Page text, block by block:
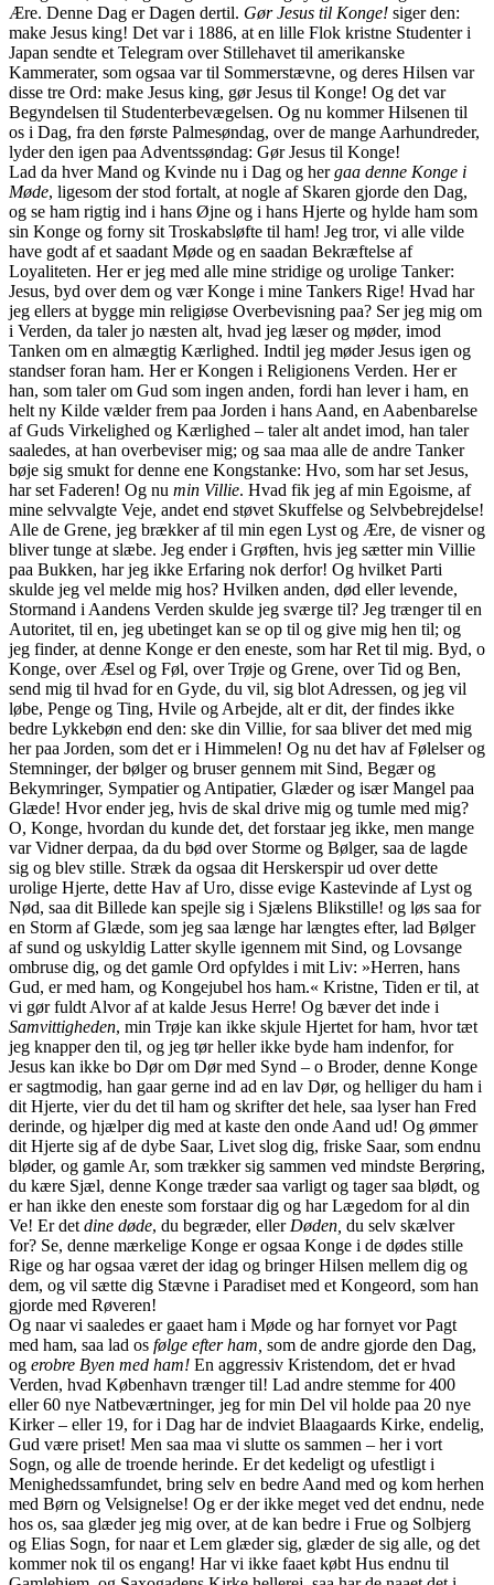
Ære. Denne Dag er Dagen dertil. Gør Jesus til Konge! siger den:
make Jesus king! Det var i 1886, at en lille Flok kristne Studenter i
Japan sendte et Telegram over Stillehavet til amerikanske
Kammerater, som ogsaa var til Sommerstævne, og deres Hilsen var
disse tre Ord: make Jesus king, gør Jesus til Konge! Og det var
Begyndelsen til Studenterbevægelsen. Og nu kommer Hilsenen til
os i Dag, fra den første Palmesøndag, over de mange Aarhundreder,
lyder den igen paa Adventssøndag: Gør Jesus til Konge!
Lad da hver Mand og Kvinde nu i Dag og hergaa denne Konge i
Møde, ligesom der stod fortalt, at nogle af Skaren gjorde den Dag,
og se ham rigtig ind i hans Øjne og i hans Hjerte og hylde ham som
sin Konge og forny sit Troskabsløfte til ham! Jeg tror, vi alle vilde
have godt af et saadant Møde og en saadan Bekræftelse af
Loyaliteten. Her er jeg med alle mine stridige og urolige Tanker:
Jesus, byd over dem og vær Konge i mine Tankers Rige! Hvad har
jeg ellers at bygge min religiøse Overbevisning paa? Ser jeg mig om
i Verden, da taler jo næsten alt, hvad jeg læser og møder, imod
Tanken om en almægtig Kærlighed. Indtil jeg møder Jesus igen og
standser foran ham. Her er Kongen i Religionens Verden. Her er
han, som taler om Gud som ingen anden, fordi han lever i ham, en
helt ny Kilde vælder frem paa Jorden i hans Aand, en Aabenbarelse
af Guds Virkelighed og Kærlighed – taler alt andet imod, han taler
saaledes, at han overbeviser mig; og saa maa alle de andre Tanker
bøje sig smukt for denne ene Kongstanke: Hvo, som har set Jesus,
har set Faderen! Og nu min Villie. Hvad fik jeg af min Egoisme, af
mine selvvalgte Veje, andet end støvet Skuffelse og Selvbebrejdelse!
Alle de Grene, jeg brækker af til min egen Lyst og Ære, de visner og
bliver tunge at slæbe. Jeg ender i Grøften, hvis jeg sætter min Villie
paa Bukken, har jeg ikke Erfaring nok derfor! Og hvilket Parti
skulde jeg vel melde mig hos? Hvilken anden, død eller levende,
Stormand i Aandens Verden skulde jeg sværge til? Jeg trænger til en
Autoritet, til en, jeg ubetinget kan se op til og give mig hen til; og
jeg finder, at denne Konge er den eneste, som har Ret til mig. Byd, o
Konge, over Æsel og Føl, over Trøje og Grene, over Tid og Ben,
send mig til hvad for en Gyde, du vil, sig blot Adressen, og jeg vil
løbe, Penge og Ting, Hvile og Arbejde, alt er dit, der findes ikke
bedre Lykkebøn end den: ske din Villie, for saa bliver det med mig
her paa Jorden, som det er i Himmelen! Og nu det hav af Følelser og
Stemninger, der bølger og bruser gennem mit Sind, Begær og
Bekymringer, Sympatier og Antipatier, Glæder og især Mangel paa
Glæde! Hvor ender jeg, hvis de skal drive mig og tumle med mig?
O, Konge, hvordan du kunde det, det forstaar jeg ikke, men mange
var Vidner derpaa, da du bød over Storme og Bølger, saa de lagde
sig og blev stille. Stræk da ogsaa dit Herskerspir ud over dette
urolige Hjerte, dette Hav af Uro, disse evige Kastevinde af Lyst og
Nød, saa dit Billede kan spejle sig i Sjælens Blikstille! og løs saa for
en Storm af Glæde, som jeg saa længe har længtes efter, lad Bølger
af sund og uskyldig Latter skylle igennem mit Sind, og Lovsange
ombruse dig, og det gamle Ord opfyldes i mit Liv: »Herren, hans
Gud, er med ham, og Kongejubel hos ham.« Kristne, Tiden er til, at
vi gør fuldt Alvor af at kalde Jesus Herre! Og bæver det inde i
Samvittigheden, min Trøje kan ikke skjule Hjertet for ham, hvor tæt
jeg knapper den til, og jeg tør heller ikke byde ham indenfor, for
Jesus kan ikke bo Dør om Dør med Synd – o Broder, denne Konge
er sagtmodig, han gaar gerne ind ad en lav Dør, og helliger du ham i
dit Hjerte, vier du det til ham og skrifter det hele, saa lyser han Fred
derinde, og hjælper dig med at kaste den onde Aand ud! Og ømmer
dit Hjerte sig af de dybe Saar, Livet slog dig, friske Saar, som endnu
bløder, og gamle Ar, som trækker sig sammen ved mindste Berøring,
du kære Sjæl, denne Konge træder saa varligt og tager saa blødt, og
er han ikke den eneste som forstaar dig og har Lægedom for al din
Ve! Er det dine døde, du begræder, eller Døden, du selv skælver
for? Se, denne mærkelige Konge er ogsaa Konge i de dødes stille
Rige og har ogsaa været der idag og bringer Hilsen mellem dig og
dem, og vil sætte dig Stævne i Paradiset med et Kongeord, som han
gjorde med Røveren!
Og naar vi saaledes er gaaet ham i Møde og har fornyet vor Pagt
med ham, saa lad os følge efter ham, som de andre gjorde den Dag,
og erobre Byen med ham! En aggressiv Kristendom, det er hvad
Verden, hvad København trænger til! Lad andre stemme for 400
eller 60 nye Natbeværtninger, jeg for min Del vil holde paa 20 nye
Kirker – eller 19, for i Dag har de indviet Blaagaards Kirke, endelig,
Gud være priset! Men saa maa vi slutte os sammen – her i vort
Sogn, og alle de troende herinde. Er det kedeligt og ufestligt i
Menighedssamfundet, bring selv en bedre Aand med og kom herhen
med Børn og Velsignelse! Og er der ikke meget ved det endnu, nede
hos os, saa glæder jeg mig over, at de kan bedre i Frue og Solbjerg
og Elias Sogn, for naar et Lem glæder sig, glæder de sig alle, og det
kommer nok til os engang! Har vi ikke faaet købt Hus endnu til